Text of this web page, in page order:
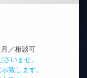
／相談可
いませ。
致します。